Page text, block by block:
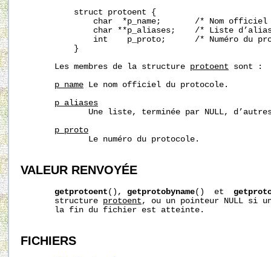
           struct protoent {
char  *p_name;       /* Nom officiel
char **p_aliases;    /* Liste
int    p_proto;      /* Numéro du
           }
       Les membres de la structure
protoent sont :
p_name Le nom officiel du protocole.
p_aliases
Une liste, terminée par NULL,
p_proto
              Le numéro du protocole.
VALEUR RENVOYÉE
getprotoent (), getprotobyname()  et
       structure
protoent , ou un pointeur NULL si
       la fin du fichier est atteinte.
FICHIERS